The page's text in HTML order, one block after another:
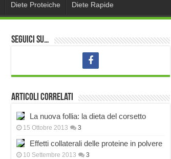
Diete Proteiche Diete Rapide
Seguici su…
Articoli correlati
La nuova follia: la dieta del corsetto
15 Ottobre 2013 3
Effetti collaterali delle proteine in polvere
10 Settembre 2013 3